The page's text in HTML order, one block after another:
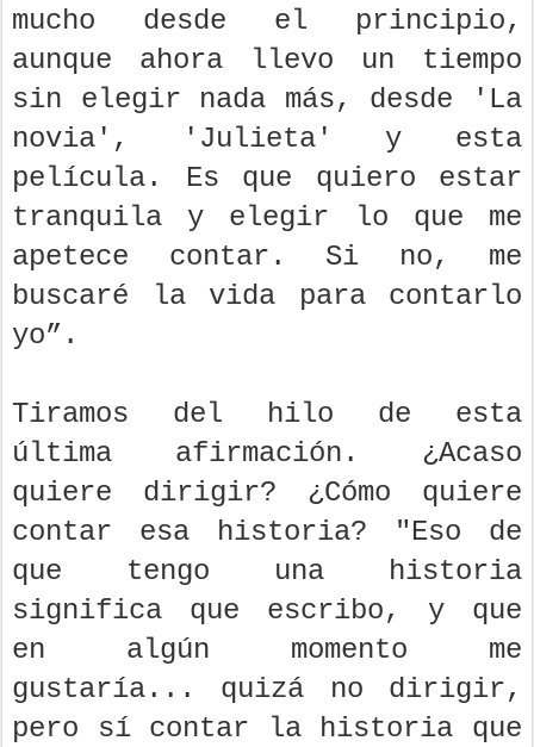
mucho desde el principio,
aunque ahora llevo un tiempo
sin elegir nada más, desde 'La
novia', 'Julieta' y esta
película. Es que quiero estar
tranquila y elegir lo que me
apetece contar. Si no, me
buscaré la vida para contarlo
yo”.
Tiramos del hilo de esta
última afirmación. ¿Acaso
quiere dirigir? ¿Cómo quiere
contar esa historia? "Eso de
que tengo una historia
significa que escribo, y que
en algún momento me
gustaría... quizá no dirigir,
pero sí contar la historia que